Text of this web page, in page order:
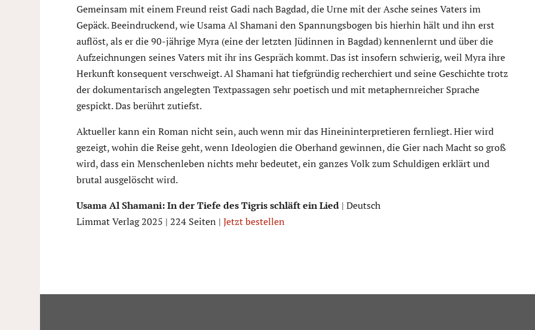
Gemeinsam mit einem Freund reist Gadi nach Bagdad, die Urne mit der Asche seines Vaters im
Gepäck. Beeindruckend, wie Usama Al Shamani den Spannungsbogen bis hierhin hält und ihn erst
auflöst, als er die 90-jährige Myra (eine der letzten Jüdinnen in Bagdad) kennenlernt und über die
Aufzeichnungen seines Vaters mit ihr ins Gespräch kommt. Das ist insofern schwierig, weil Myra ihre
Herkunft konsequent verschweigt. Al Shamani hat tiefgründig recherchiert und seine Geschichte trotz
der dokumentarisch angelegten Textpassagen sehr poetisch und mit metaphernreicher Sprache
gespickt. Das berührt zutiefst.
Aktueller kann ein Roman nicht sein, auch wenn mir das Hineininterpretieren fernliegt. Hier wird
gezeigt, wohin die Reise geht, wenn Ideologien die Oberhand gewinnen, die Gier nach Macht so groß
wird, dass ein Menschenleben nichts mehr bedeutet, ein ganzes Volk zum Schuldigen erklärt und
brutal ausgelöscht wird.
Usama Al Shamani: In der Tiefe des Tigris schläft ein Lied| Deutsch
Limmat Verlag 2025 | 224 Seiten | Jetzt bestellen